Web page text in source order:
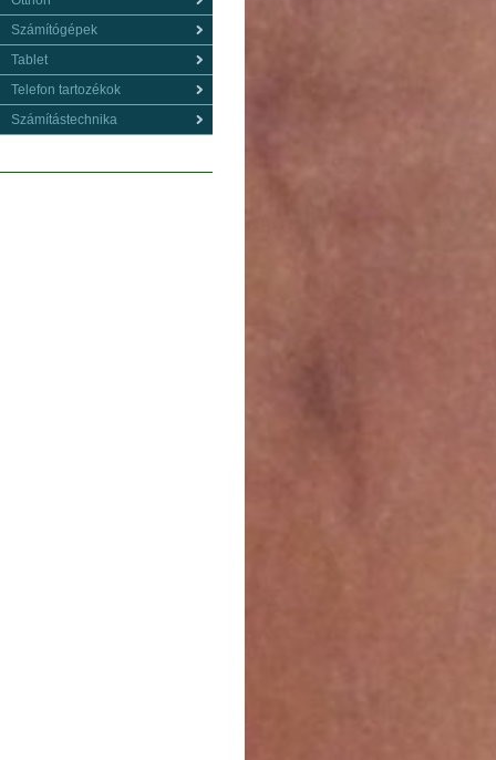
Számítógépek
Tablet
Telefon tartozékok
Számítástechnika